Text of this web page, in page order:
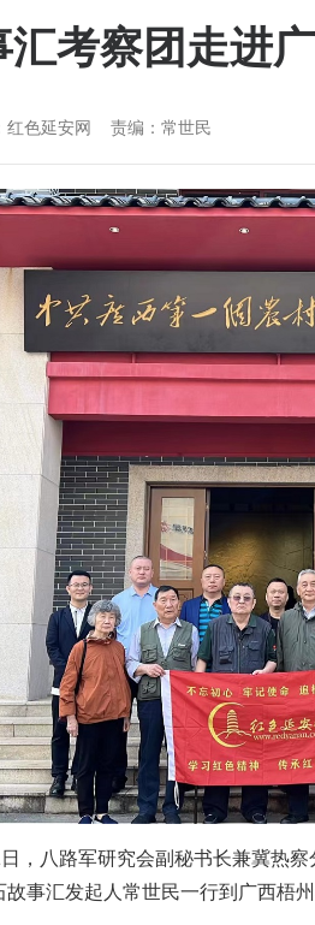
汇考察团走进
色延安网 责编：常世民
，八路军研究会副秘书长兼冀热
事汇发起人常世民一行到广西梧州